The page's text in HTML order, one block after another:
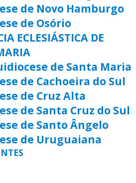
de Novo Hamburgo
de Osório
ECLESIÁSTICA DE
de Santa Maria
de Cachoeira do Sul
de Cruz Alta
de Santa Cruz do Sul
de Santo Ângelo
de Uruguaiana